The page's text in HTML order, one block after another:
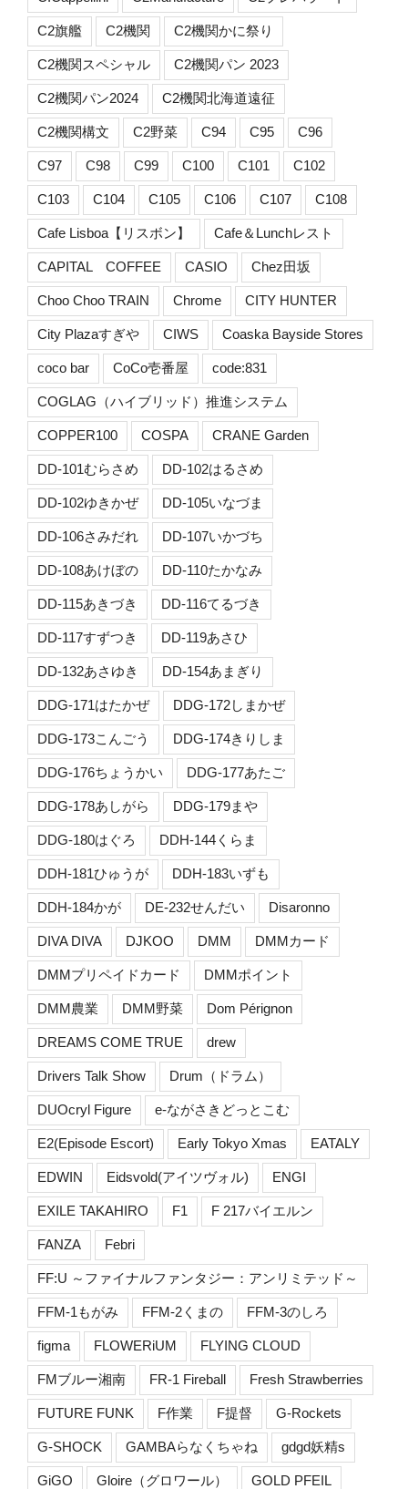
C2旗艦 C2機関 C2機関かに祭り
C2機関スペシャル C2機関パン 2023
C2機関パン2024 C2機関北海道遠征
C2機関構文 C2野菜 C94 C95 C96
C97 C98 C99 C100 C101 C102
C103 C104 C105 C106 C107 C108
Cafe Lisboa【リスボン】 Cafe＆Lunchレスト
CAPITAL COFFEE CASIO Chez田坂
Choo Choo TRAIN Chrome CITY HUNTER
City Plazaすぎや CIWS Coaska Bayside Stores
coco bar CoCo壱番屋 code:831
COGLAG（ハイブリッド）推進システム
COPPER100 COSPA CRANE Garden
DD-101むらさめ DD-102はるさめ
DD-102ゆきかぜ DD-105いなづま
DD-106さみだれ DD-107いかづち
DD-108あけぼの DD-110たかなみ
DD-115あきづき DD-116てるづき
DD-117すずつき DD-119あさひ
DD-132あさゆき DD-154あまぎり
DDG-171はたかぜ DDG-172しまかぜ
DDG-173こんごう DDG-174きりしま
DDG-176ちょうかい DDG-177あたご
DDG-178あしがら DDG-179まや
DDG-180はぐろ DDH-144くらま
DDH-181ひゅうが DDH-183いずも
DDH-184かが DE-232せんだい Disaronno
DIVA DIVA DJKOO DMM DMMカード
DMMプリペイドカード DMMポイント
DMM農業 DMM野菜 Dom Pérignon
DREAMS COME TRUE drew
Drivers Talk Show Drum（ドラム）
DUOcryl Figure e-ながさきどっとこむ
E2(Episode Escort) Early Tokyo Xmas EATALY
EDWIN Eidsvold(アイツヴォル) ENGI
EXILE TAKAHIRO F1 F 217バイエルン
FANZA Febri
FF:U ～ファイナルファンタジー：アンリミテッド～
FFM-1もがみ FFM-2くまの FFM-3のしろ
figma FLOWERiUM FLYING CLOUD
FMブルー湘南 FR-1 Fireball Fresh Strawberries
FUTURE FUNK F作業 F提督 G-Rockets
G-SHOCK GAMBAらなくちゃね gdgd妖精s
GiGO Gloire（グロワール） GOLD PFEIL